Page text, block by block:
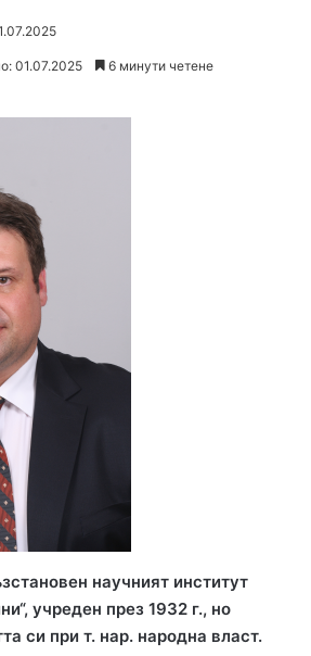
01.07.2025 6 минути четене
научният институт
учреден през 1932 г., но
си при т. нар. народна власт.